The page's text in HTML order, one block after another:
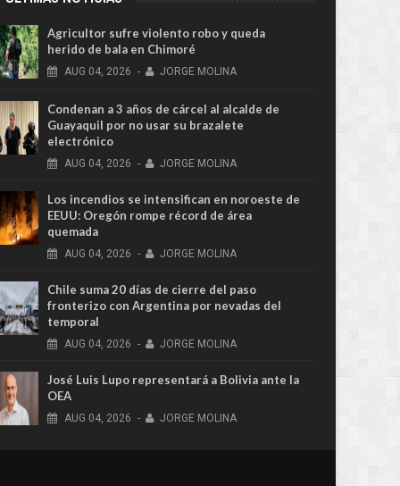
Agricultor sufre violento robo y queda
herido de bala en Chimoré
AUG 04, 2026 - JORGE MOLINA
Condenan a 3 años de cárcel al alcalde de
Guayaquil por no usar su brazalete
electrónico
AUG 04, 2026 - JORGE MOLINA
Los incendios se intensifican en noroeste de
EEUU: Oregón rompe récord de área
quemada
AUG 04, 2026 - JORGE MOLINA
Chile suma 20 días de cierre del paso
fronterizo con Argentina por nevadas del
temporal
AUG 04, 2026 - JORGE MOLINA
José Luis Lupo representará a Bolivia ante la
OEA
AUG 04, 2026 - JORGE MOLINA